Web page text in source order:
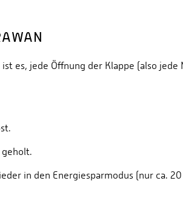
es, jede Öffnung der Klappe (also jede
geholt.
in den Energiesparmodus (nur ca.